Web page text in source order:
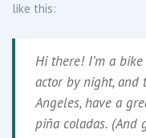
like this:
Hi there! I’m a
actor by night, and
Angeles, have a
piña coladas. (And